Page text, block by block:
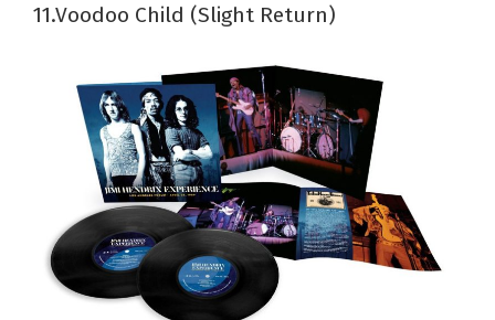
11.Voodoo Child (Slight Return)